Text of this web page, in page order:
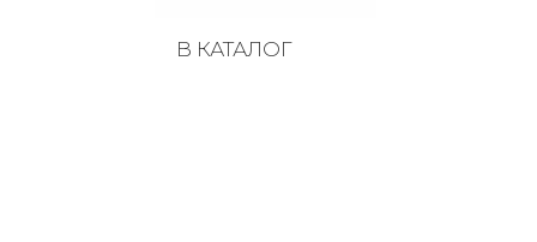
В КАТАЛОГ